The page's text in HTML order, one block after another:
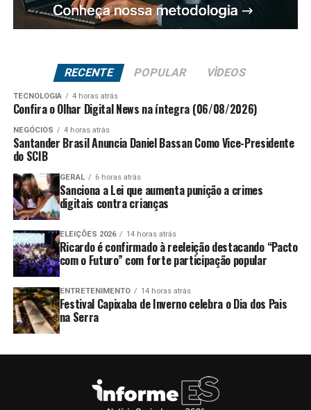
RECENTE POPULAR VÌDEOS
TECNOLOGIA 4 horas atrás
Confira o Olhar Digital News na íntegra (06/08/2026)
NEGÓCIOS 4 horas atrás
Santander Brasil Anuncia Daniel Bassan Como Vice-Presidente
do SCIB
GERAL 6 horas atrás
Sanciona a Lei que aumenta punição a crimes
digitais contra crianças
ELEIÇÕES 2026 14 horas atrás
Ricardo é confirmado à reeleição destacando “Pacto
com o Futuro” com forte participação popular
ENTRETENIMENTO 14 horas atrás
Festival Capixaba de Inverno celebra o Dia dos Pais
na Serra